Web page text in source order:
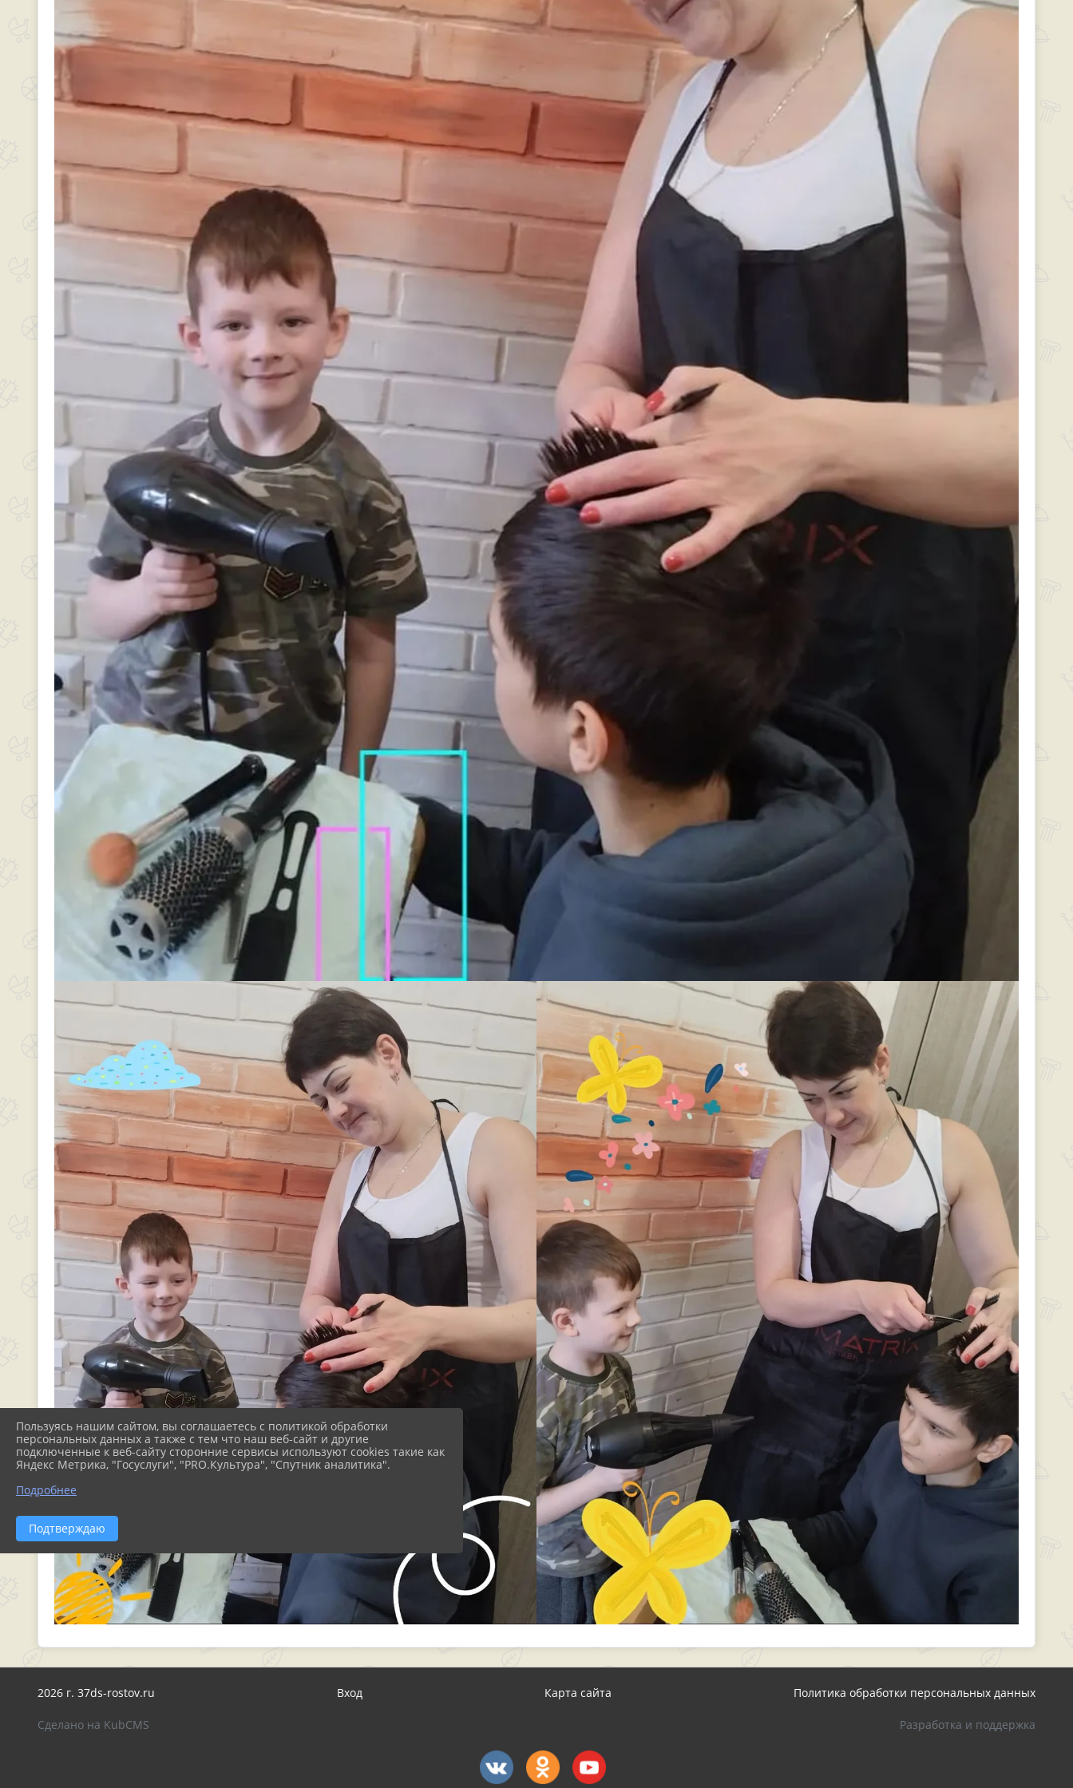
2026 г. 37ds-rostov.ru Вход Карта сайта Политика обработки персональных данных
Сделано на KubCMS Разработка и поддержка
Пользуясь нашим сайтом, вы соглашаетесь с политикой обработки
персональных данных а также с тем что наш веб-сайт и другие
подключенные к веб-сайту сторонние сервисы используют cookies такие как
Яндекс Метрика, "Госуслуги", "PRO.Культура", "Спутник аналитика".
Подробнее
Подтверждаю